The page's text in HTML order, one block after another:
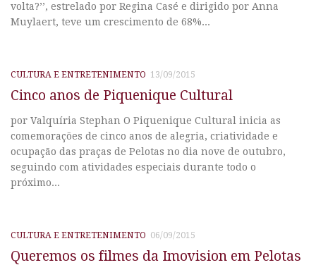
volta?’’, estrelado por Regina Casé e dirigido por Anna
Muylaert, teve um crescimento de 68%...
CULTURA E ENTRETENIMENTO 13/09/2015
Cinco anos de Piquenique Cultural
por Valquíria Stephan O Piquenique Cultural inicia as
comemorações de cinco anos de alegria, criatividade e
ocupação das praças de Pelotas no dia nove de outubro,
seguindo com atividades especiais durante todo o
próximo...
CULTURA E ENTRETENIMENTO 06/09/2015
Queremos os filmes da Imovision em Pelotas